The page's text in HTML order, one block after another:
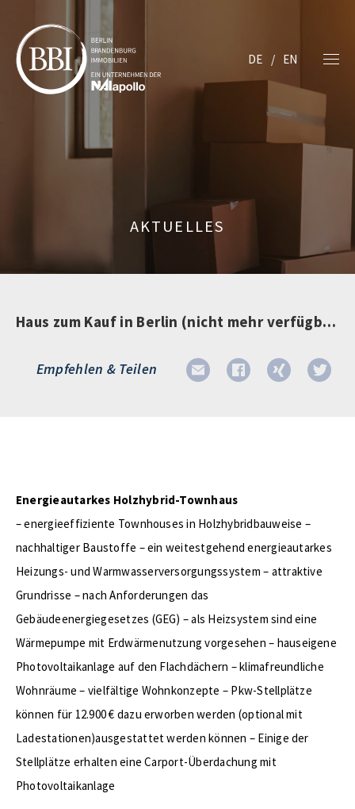
DE EN
AKTUELLES
Haus zum Kauf in Berlin (nicht mehr verfügbar)
Empfehlen & Teilen
Energieautarkes Holzhybrid-Townhaus
– energieeffiziente Townhouses in Holzhybridbauweise –
nachhaltiger Baustoffe – ein weitestgehend energieautarkes
Heizungs- und Warmwasserversorgungssystem – attraktive
Grundrisse – nach Anforderungen das
Gebäudeenergiegesetzes (GEG) – als Heizsystem sind eine
Wärmepumpe mit Erdwärmenutzung vorgesehen – hauseigene
Photovoltaikanlage auf den Flachdächern – klimafreundliche
Wohnräume – vielfältige Wohnkonzepte – Pkw-Stellplätze
können für 12.900 € dazu erworben werden (optional mit
Ladestationen)ausgestattet werden können – Einige der
Stellplätze erhalten eine Carport-Überdachung mit
Photovoltaikanlage